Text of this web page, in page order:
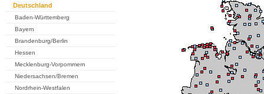
Deutschland
Baden-Württemberg
Bayern
Brandenburg/Berlin
Hessen
Mecklenburg-Vorpommern
Niedersachsen/Bremen
Nordrhein-Westfalen